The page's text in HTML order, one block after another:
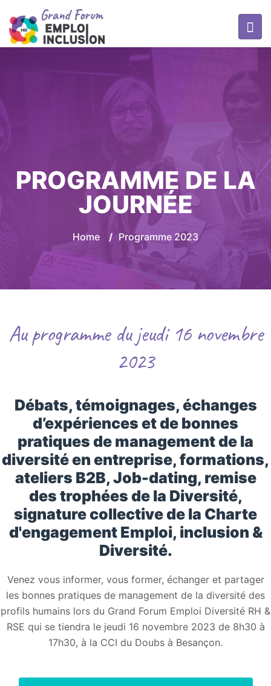
PROGRAMME DE LA
JOURNÉE
Home / Programme 2023
Au programme du jeudi 16 novembre
2023
Débats, témoignages, échanges
d’expériences et de bonnes
pratiques de management de la
diversité en entreprise, formations,
ateliers B2B, Job-dating, remise
des trophées de la Diversité,
signature collective de la Charte
d'engagement Emploi, inclusion &
Diversité.
Venez vous informer, vous former, échanger et partager
les bonnes pratiques de management de la diversité des
profils humains lors du Grand Forum Emploi Diversité RH &
RSE qui se tiendra le jeudi 16 novembre 2023 de 8h30 à
17h30, à la CCI du Doubs à Besançon.